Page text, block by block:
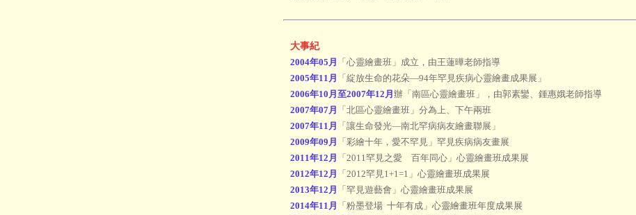
大事紀
2004年05月
「心靈繪畫班」成立，由王蓮曄老師指導
2005年11月
「綻放生命的花朵—94年罕見疾病心靈繪畫成果展」
2006年10月至2007年12月 辦「南區心靈繪畫班」，由郭素鑾、鍾惠娥老師指導
2007年07月
「北區心靈繪畫班」分為上、下午兩班
2007年11月
「讓生命發光—南北罕病病友繪畫聯展」
2009年09月
「彩繪十年，愛不罕見」罕見疾病病友畫展
2011年12月
「2011罕見之愛 百年同心」心靈繪畫班成果展
2012年12月
「2012罕見1+1=1」心靈繪畫班成果展
2013年12月
「罕見遊藝會」心靈繪畫班成果展
2014年11月
「粉墨登場 十年有成」心靈繪畫班年度成果展